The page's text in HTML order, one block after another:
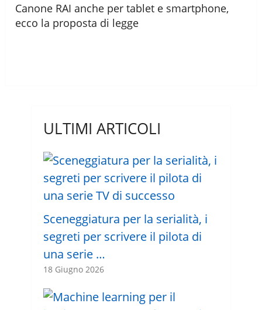
Canone RAI anche per tablet e smartphone,
ecco la proposta di legge
ULTIMI ARTICOLI
Sceneggiatura per la serialità, i
segreti per scrivere il pilota di
una serie …
18 Giugno 2026